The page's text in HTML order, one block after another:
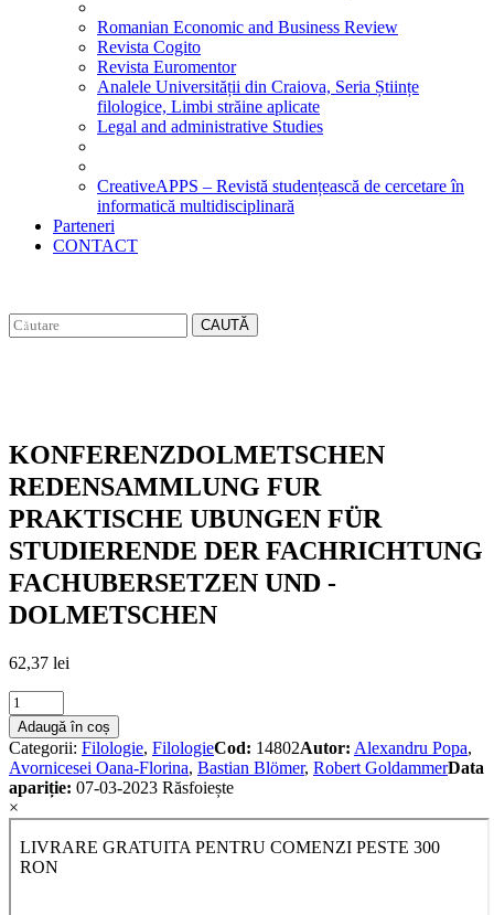
Romanian Economic and Business Review
Revista Cogito
Revista Euromentor
Analele Universității din Craiova, Seria Științe
filologice, Limbi străine aplicate
Legal and administrative Studies
CreativeAPPS – Revistă studențească de cercetare în
informatică multidisciplinară
Parteneri
CONTACT
CAUTĂ
KONFERENZDOLMETSCHEN
REDENSAMMLUNG FUR
PRAKTISCHE UBUNGEN FÜR
STUDIERENDE DER FACHRICHTUNG
FACHUBERSETZEN UND -
DOLMETSCHEN
62,37 lei
KONFERENZDOLMETSCHEN
REDENSAMMLUNG
FUR
PRAKTISCHE
UBUNGEN
FÜR
STUDIERENDE
DER
FACHRICHTUNG
FACHUBERSETZEN
Adaugă în coș
Categorii: Filologie, FilologieCod: 14802Autor: Alexandru Popa,
Avornicesei Oana-Florina, Bastian Blömer, Robert GoldammerData
apariție: 07-03-2023 Răsfoiește
×